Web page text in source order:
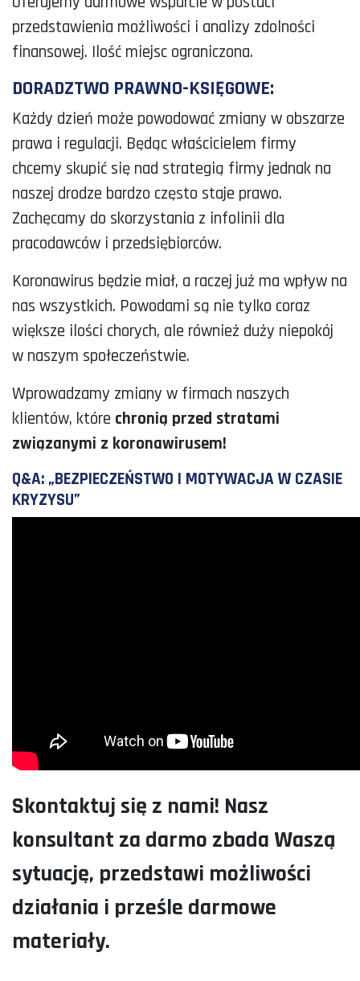
przedstawienia możliwości i analizy zdolności
finansowej. Ilość miejsc ograniczona.
DORADZTWO PRAWNO-KSIĘGOWE:
Każdy dzień może powodować zmiany w obszarze
prawa i regulacji. Będąc właścicielem firmy
chcemy skupić się nad strategią firmy jednak na
naszej drodze bardzo często staje prawo.
Zachęcamy do skorzystania z infolinii dla
pracodawców i przedsiębiorców.
Koronawirus będzie miał, a raczej już ma wpływ na
nas wszystkich. Powodami są nie tylko coraz
większe ilości chorych, ale również duży niepokój
w naszym społeczeństwie.
Wprowadzamy zmiany w firmach naszych
klientów, które chronią przed stratami
związanymi z koronawirusem!
Q&A: „BEZPIECZEŃSTWO I MOTYWACJA W CZASIE
KRYZYSU”
Skontaktuj się z nami! Nasz
konsultant za darmo zbada Waszą
sytuację, przedstawi możliwości
działania i prześle darmowe
materiały.